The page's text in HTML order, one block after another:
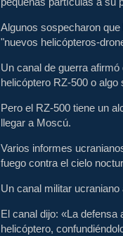
Algunos sospecharon
"nuevos helicópteros-
Un canal de guerra
helicóptero RZ-500 o algo
Pero el RZ-500 tiene un
llegar a Moscú.
Varios informes
fuego contra el cielo
Un canal militar
El canal dijo: «La
helicóptero,